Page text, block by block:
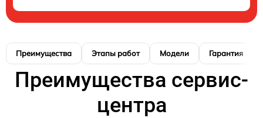
Преимущества Этапы работ Модели Гарантия
Преимущества сервис-
центра